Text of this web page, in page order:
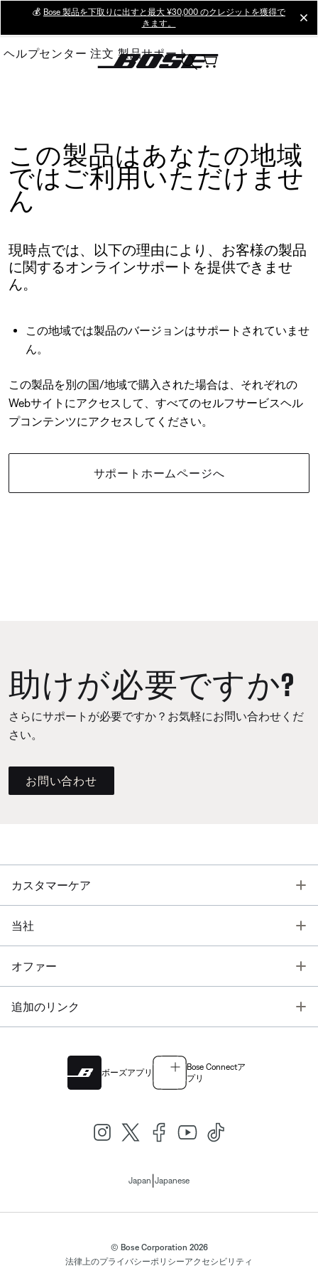
Main
💰 Bose 製品を下取りに出すと最大 ¥30,000 のクレジットを獲得で
きます。
ヘルプセンター 注文 製品サポート
この製品はあなたの地域
ではご利用いただけませ
ん
現時点では、以下の理由により、お客様の製品
に関するオンラインサポートを提供できませ
ん。
この地域では製品のバージョンはサポートされていませ
ん。
この製品を別の国/地域で購入された場合は、それぞれの
Webサイトにアクセスして、すべてのセルフサービスヘル
プコンテンツにアクセスしてください。
サポートホームページへ
助けが必要ですか?
さらにサポートが必要ですか？お気軽にお問い合わせくだ
さい。
お問い合わせ
カスタマーケア
当社
オファー
追加のリンク
ボーズアプリ
Bose Connectア
プリ
Japan Japanese
© Bose Corporation 2026
法律上のプライバシーポリシーアクセシビリティ